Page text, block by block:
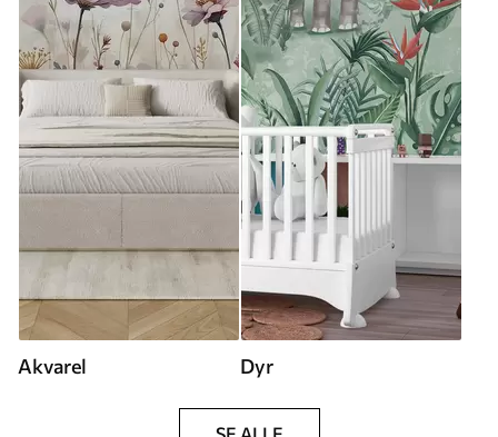
Akvarel Dyr
SE ALLE